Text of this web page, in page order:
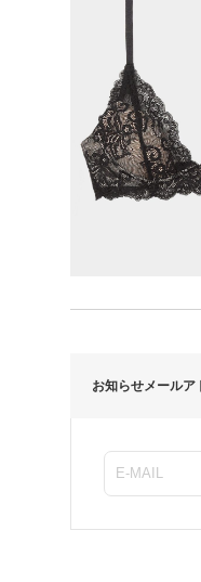
お知らせメールア